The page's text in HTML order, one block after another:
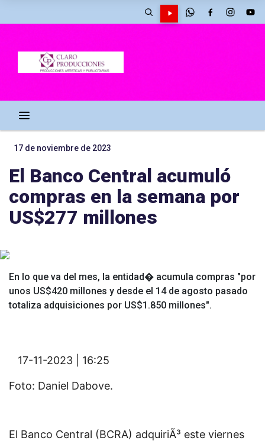
17 de noviembre de 2023
El Banco Central acumuló
compras en la semana por
US$277 millones
En lo que va del mes, la entidad� acumula compras "por
unos US$420 millones y desde el 14 de agosto pasado
totaliza adquisiciones por US$1.850 millones".
17-11-2023 | 16:25
Foto: Daniel Dabove.
El Banco Central (BCRA) adquiriÃ³ este viernes